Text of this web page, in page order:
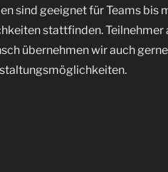
sind geeignet für Teams
stattfinden.
übernehmen wir auch